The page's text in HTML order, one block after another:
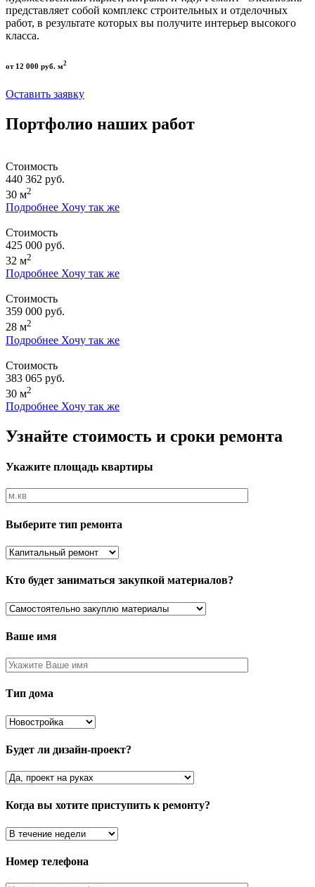
представляет собой комплекс строительных и отделочных
работ, в результате которых вы получите интерьер высокого
класса.
от 12 000 руб. м2
Оставить заявку
Портфолио наших работ
Стоимость
440 362 руб.
30 м2
Подробнее Хочу так же
Стоимость
425 000 руб.
32 м2
Подробнее Хочу так же
Стоимость
359 000 руб.
28 м2
Подробнее Хочу так же
Стоимость
383 065 руб.
30 м2
Подробнее Хочу так же
Узнайте стоимость и сроки ремонта
Укажите площадь квартиры
Выберите тип ремонта
Кто будет заниматься закупкой материалов?
Ваше имя
Тип дома
Будет ли дизайн-проект?
Когда вы хотите приступить к ремонту?
Номер телефона